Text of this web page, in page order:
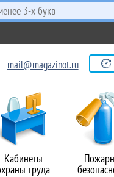
Кабинеты
труда
mail@magazinot.ru